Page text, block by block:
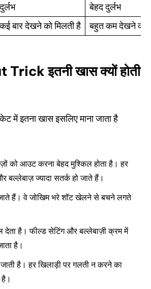
दुर्लभ
बेहद दुर्लभ
कई बार देखने को मिलती है बहुत कम देखने को
इतनी खास क्यों होती
में इतना खास इसलिए माना जाता है
को आउट करना बेहद मुश्किल होता है। हर
बल्लेबाज़ ज्यादा सतर्क हो जाते हैं।
हैं। वे जोखिम भरे शॉट खेलने से बचने लगते
देता है। फील्ड सेटिंग और बल्लेबाज़ी क्रम में
है।
है। हर खिलाड़ी पर गलती न करने का
है।